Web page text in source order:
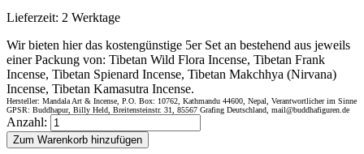
Lieferzeit: 2 Werktage
Wir bieten hier das kostengünstige 5er Set an bestehend aus jeweils
einer Packung von: Tibetan Wild Flora Incense, Tibetan Frank
Incense, Tibetan Spienard Incense, Tibetan Makchhya (Nirvana)
Incense, Tibetan Kamasutra Incense.
Hersteller: Mandala Art & Incense, P.O. Box: 10762, Kathmandu 44600, Nepal, Verantwortlicher im Sinne
GPSR: Buddhapur, Billy Held, Breitensteinstr. 31, 85567 Grafing Deutschland, mail@buddhafiguren.de
Anzahl:
Zum Warenkorb hinzufügen